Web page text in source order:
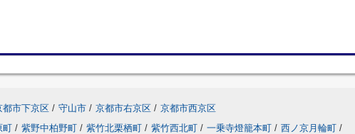
都市下京区 / 守山市 / 京都市右京区 / 京都市西京区
町 / 紫野中柏野町 / 紫竹北栗栖町 / 紫竹西北町 / 一乗寺燈籠本町 / 西ノ京月輪町 /